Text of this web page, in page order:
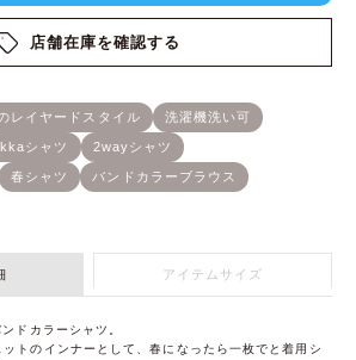
店舗在庫を確認する
アイテムサイズ
ドカラーシャツ。
トのインナーとして、春になったら一枚でと着用シ